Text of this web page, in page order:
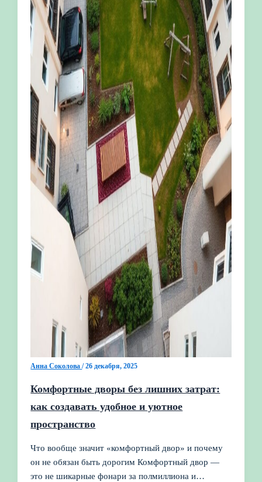
Анна Соколова/26 декабря, 2025
Комфортные дворы без лишних затрат:
как создавать удобное и уютное
пространство
Что вообще значит «комфортный двор» и почему
он не обязан быть дорогим Комфортный двор —
это не шикарные фонари за полмиллиона и…